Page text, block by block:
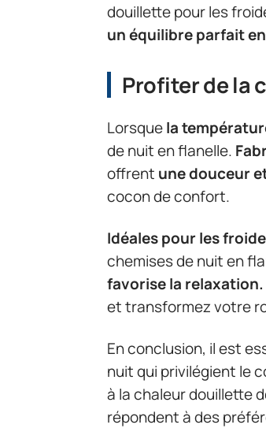
douillette pour les
un équilibre parfait
Profiter de la
Lorsquela
de nuit en flanelle.
offrent une douceur
cocon de confort.
Idéales pour les
chemises de nuit en
favorise la relaxation.
et transformez votre
En conclusion, il est
nuit qui privilégient le
à la chaleur douillette
répondent à des